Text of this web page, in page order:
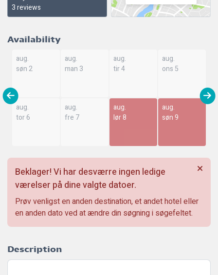
3 reviews
Availability
aug.
søn 2
aug.
man 3
aug.
tir 4
aug.
ons 5
aug.
tor 6
aug.
fre 7
aug.
lør 8
aug.
søn 9
Beklager! Vi har desværre ingen ledige
værelser på dine valgte datoer.
Prøv venligst en anden destination, et andet hotel eller
en anden dato ved at ændre din søgning i søgefeltet.
Description